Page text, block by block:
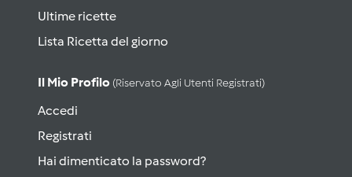
Ultime ricette
Lista Ricetta del giorno
Il Mio Profilo (riservato Agli Utenti Registrati)
Accedi
Registrati
Hai dimenticato la password?